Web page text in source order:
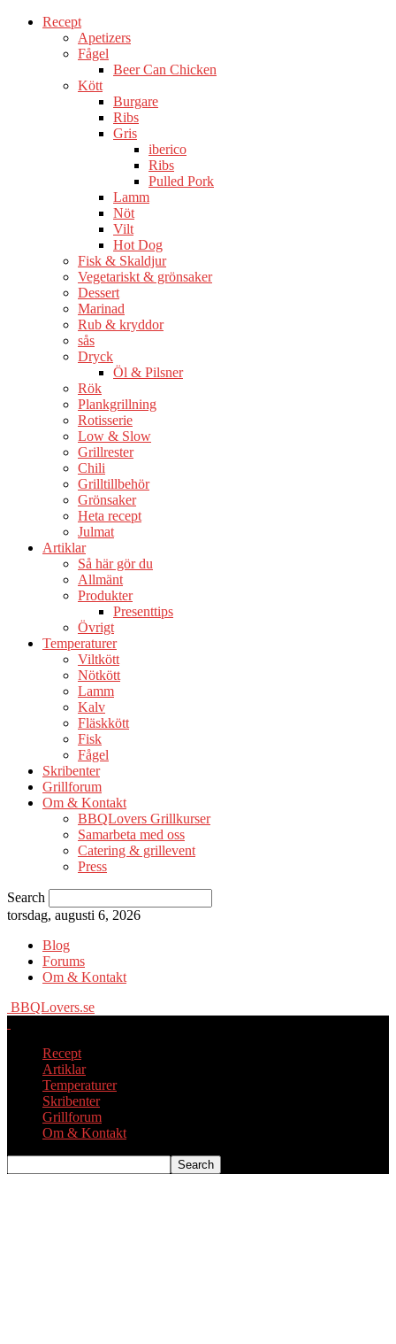
Recept
Apetizers
Fågel
Beer Can Chicken
Kött
Burgare
Ribs
Gris
iberico
Ribs
Pulled Pork
Lamm
Nöt
Vilt
Hot Dog
Fisk & Skaldjur
Vegetariskt & grönsaker
Dessert
Marinad
Rub & kryddor
sås
Dryck
Öl & Pilsner
Rök
Plankgrillning
Rotisserie
Low & Slow
Grillrester
Chili
Grilltillbehör
Grönsaker
Heta recept
Julmat
Artiklar
Så här gör du
Allmänt
Produkter
Presenttips
Övrigt
Temperaturer
Viltkött
Nötkött
Lamm
Kalv
Fläskkött
Fisk
Fågel
Skribenter
Grillforum
Om & Kontakt
BBQLovers Grillkurser
Samarbeta med oss
Catering & grillevent
Press
Search
torsdag, augusti 6, 2026
Blog
Forums
Om & Kontakt
BBQLovers.se
Recept
Artiklar
Temperaturer
Skribenter
Grillforum
Om & Kontakt